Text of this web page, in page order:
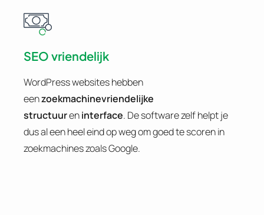
SEO vriendelijk
WordPress websites hebben
eenzoekmachinevriendelijke
structuureninterface. De software zelf helpt je
dus al een heel eind op weg om goed te scoren in
zoekmachines zoals Google.